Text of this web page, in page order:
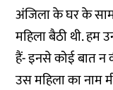
अंजिला के घर के
महिला बैठी थी. हम
हैं- इनसे कोई बात न
उस महिला का नाम